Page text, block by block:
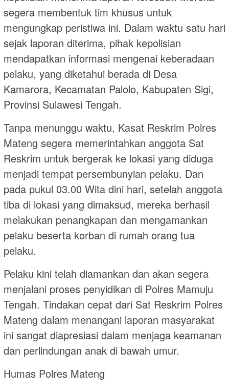
segera membentuk tim khusus untuk
mengungkap peristiwa ini. Dalam waktu satu hari
sejak laporan diterima, pihak kepolisian
mendapatkan informasi mengenai keberadaan
pelaku, yang diketahui berada di Desa
Kamarora, Kecamatan Palolo, Kabupaten Sigi,
Provinsi Sulawesi Tengah.
Tanpa menunggu waktu, Kasat Reskrim Polres
Mateng segera memerintahkan anggota Sat
Reskrim untuk bergerak ke lokasi yang diduga
menjadi tempat persembunyian pelaku. Dan
pada pukul 03.00 Wita dini hari, setelah anggota
tiba di lokasi yang dimaksud, mereka berhasil
melakukan penangkapan dan mengamankan
pelaku beserta korban di rumah orang tua
pelaku.
Pelaku kini telah diamankan dan akan segera
menjalani proses penyidikan di Polres Mamuju
Tengah. Tindakan cepat dari Sat Reskrim Polres
Mateng dalam menangani laporan masyarakat
ini sangat diapresiasi dalam menjaga keamanan
dan perlindungan anak di bawah umur.
Humas Polres Mateng